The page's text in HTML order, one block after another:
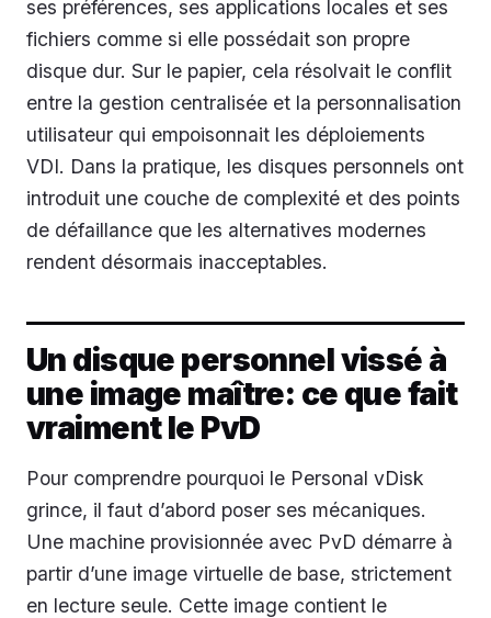
ses préférences, ses applications locales et ses
fichiers comme si elle possédait son propre
disque dur. Sur le papier, cela résolvait le conflit
entre la gestion centralisée et la personnalisation
utilisateur qui empoisonnait les déploiements
VDI. Dans la pratique, les disques personnels ont
introduit une couche de complexité et des points
de défaillance que les alternatives modernes
rendent désormais inacceptables.
Un disque personnel vissé à
une image maître: ce que fait
vraiment le PvD
Pour comprendre pourquoi le Personal vDisk
grince, il faut d’abord poser ses mécaniques.
Une machine provisionnée avec PvD démarre à
partir d’une image virtuelle de base, strictement
en lecture seule. Cette image contient le